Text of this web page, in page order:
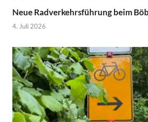
Neue Radverkehrsführung beim
4. Juli 2026